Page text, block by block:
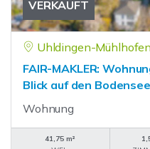
VERKAUFT
Uhldingen-Mühlhofen
FAIR-MAKLER:
Blick auf den Bodensee
Wohnung
41,75 m²